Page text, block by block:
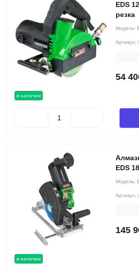
в наличии
EDS
резка
Модель:
Артикул:
54
в наличии
EDS
Модель:
Артикул:
145